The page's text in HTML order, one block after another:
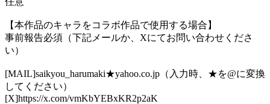
【本作品のキャラをコラボ作品で使用する場合】
事前報告必須（下記メールか、Xにてお問い合わせくださ
い）
[MAIL]saikyou_harumaki★yahoo.co.jp（入力時、★を@に変換
してください）
[X]https://x.com/vmKbYEBxKR2p2aK